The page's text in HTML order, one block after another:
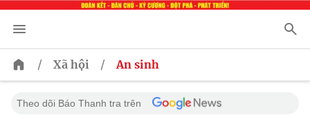
/ Xã hội / An sinh
Theo dõi Báo Thanh tra trên